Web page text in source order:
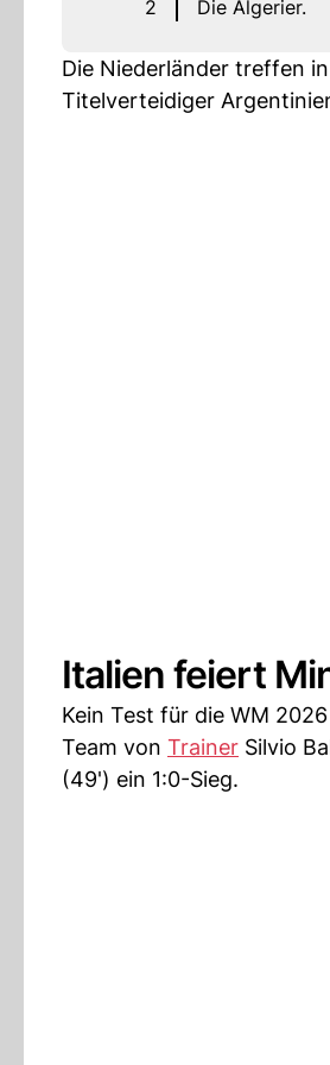
2 Die Algerier.
Die Niederländer treffen
Titelverteidiger
Italien feiert
Kein Test für die WM
Team von Trainer Silvio
(49') ein 1:0-Sieg.